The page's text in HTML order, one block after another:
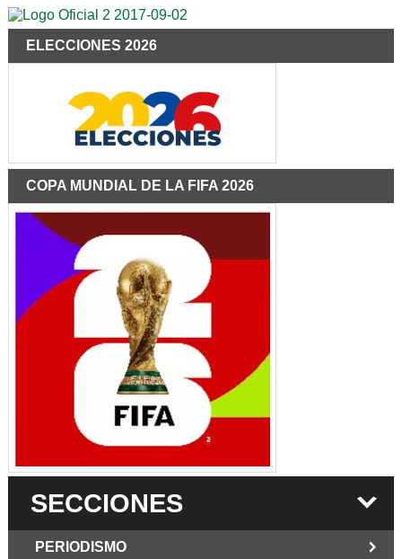
ELECCIONES 2026
COPA MUNDIAL DE LA FIFA 2026
SECCIONES
PERIODISMO